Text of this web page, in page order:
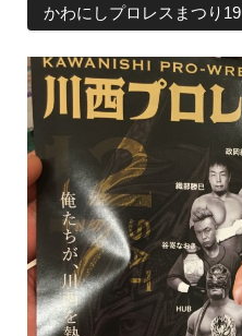
かわにしプロレスまつり19